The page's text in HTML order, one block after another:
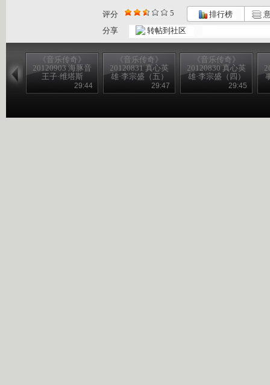
评分 5 排行榜
分享
转帖到社区
《音乐传奇》
20120903 海豚音
王子·维塔斯
29:44
《音乐传奇》
20120831 真心英
雄·李宗盛（五）
29:47
《音乐传奇》
20120830 真心英
雄·李宗盛（四）
29:45